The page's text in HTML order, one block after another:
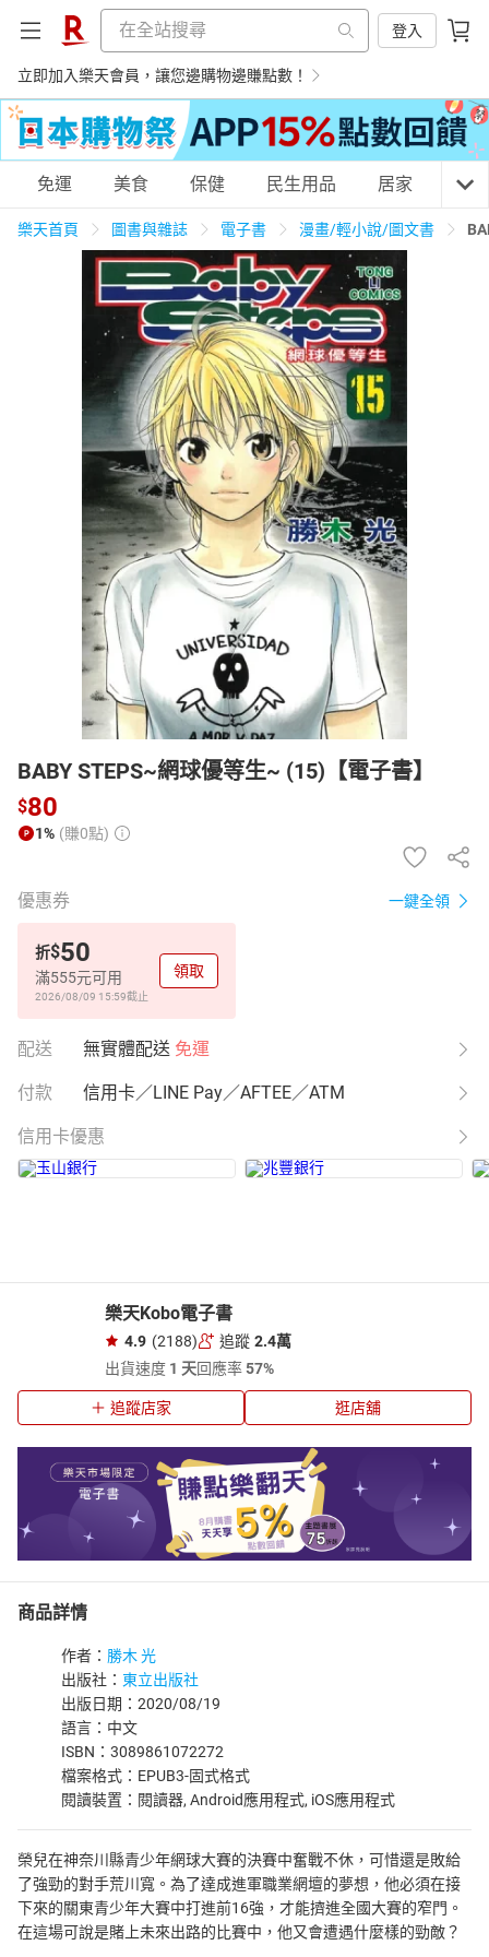
登入
立即加入樂天會員，讓您邊購物邊賺點數！
購物網分類
天天免運 美食蛋糕 養生保健 民生用品
居家生活 3C家電 運動休閒
男裝 化妝保養 情趣用品
日本購物 電子/紙本書
HOT
免運 美食 保健 民生用品 居家 3C
樂天首頁 圖書與雜誌 電子書 漫畫/輕小說/圖文書
BABY STEPS~網球優等生~ (15)【電子書】
$80
1% (賺0點)
優惠券 一鍵全領
折$50
滿555元可用
2026/08/09 15:59截止
領取
配送 無實體配送 免運
付款 信用卡／LINE Pay／AFTEE／ATM
信用卡優惠
樂天Kobo電子書
4.9 (2188) 追蹤 2.4萬
出貨速度 1 天回應率57%
追蹤店家 逛店舖
商品詳情
作者： 勝木 光
出版社： 東立出版社
出版日期：2020/08/19
語言：中文
ISBN：3089861072272
檔案格式：EPUB3-固式格式
閱讀裝置：閱讀器, Android應用程式, iOS應用程式
榮兒在神奈川縣青少年網球大賽的決賽中奮戰不休，可惜還是敗給
了強勁的對手荒川寬。為了達成進軍職業網壇的夢想，他必須在接
下來的關東青少年大賽中打進前16強，才能擠進全國大賽的窄門。
在這場可說是賭上未來出路的比賽中，他又會遭遇什麼樣的勁敵？